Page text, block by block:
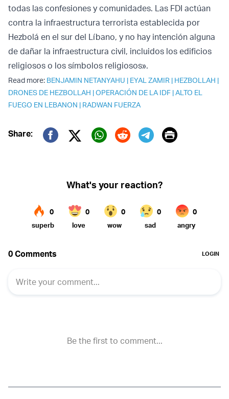
todas las confesiones y comunidades. Las FDI actúan
contra la infraestructura terrorista establecida por
Hezbolá en el sur del Líbano, y no hay intención alguna
de dañar la infraestructura civil, incluidos los edificios
religiosos o los símbolos religiosos».
Read more: BENJAMIN NETANYAHU | EYAL ZAMIR | HEZBOLLAH |
DRONES DE HEZBOLLAH |OPERACIÓN DE LA IDF |ALTO EL
FUEGO EN LEBANON | RADWAN FUERZA
Share:
Twitter (X)
Print